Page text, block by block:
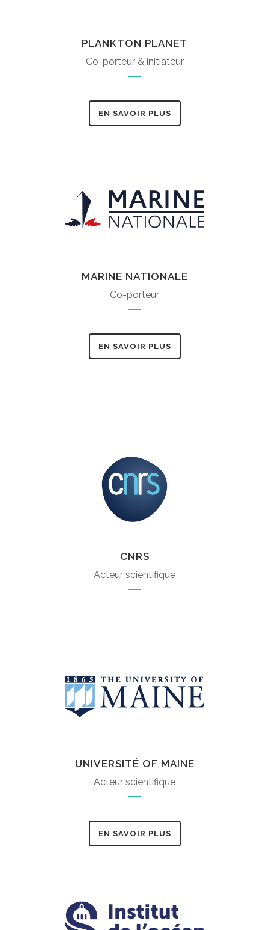
PLANKTON PLANET
Co-porteur & initiateur
EN SAVOIR PLUS
MARINE NATIONALE
Co-porteur
EN SAVOIR PLUS
CNRS
Acteur scientifique
UNIVERSITÉ OF MAINE
Acteur scientifique
EN SAVOIR PLUS